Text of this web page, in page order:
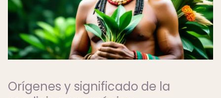
Orígenes y significado de la